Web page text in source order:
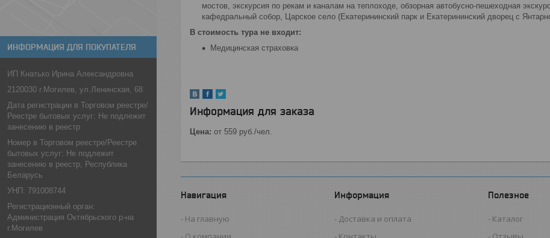
ИНФОРМАЦИЯ ДЛЯ ПОКУПАТЕЛЯ
ИП Кнатько Ирина Александровна
2120030 г.Могилев, ул.Ленинская, 68
Дата регистрации в Торговом реестре/
Реестре бытовых услуг: Не подлежит
занесению в реестр
Номер в Торговом реестре/Реестре
бытовых услуг: Не подлежит
занесению в реестр, Республика
Беларусь
УНП: 791008744
Регистрационный орган:
Администрация Октябрьского р-на
г.Могилев
мостов, экскурсия по рекам и каналам на теплоходе, обзорная автобусно-пешеходная
кафедральный собор, Царское село (Екатерининский парк и Екатерининский дворец с
В стоимость тура не входит:
Медицинская страховка
Информация для заказа
Цена: от 559 руб. /чел.
Навигация
На главную
Информация
Доставка и оплата
Полезное
Каталог